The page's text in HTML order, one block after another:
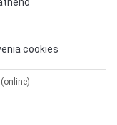
cookies